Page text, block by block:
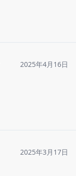
2025年4月16日
2025年3月17日